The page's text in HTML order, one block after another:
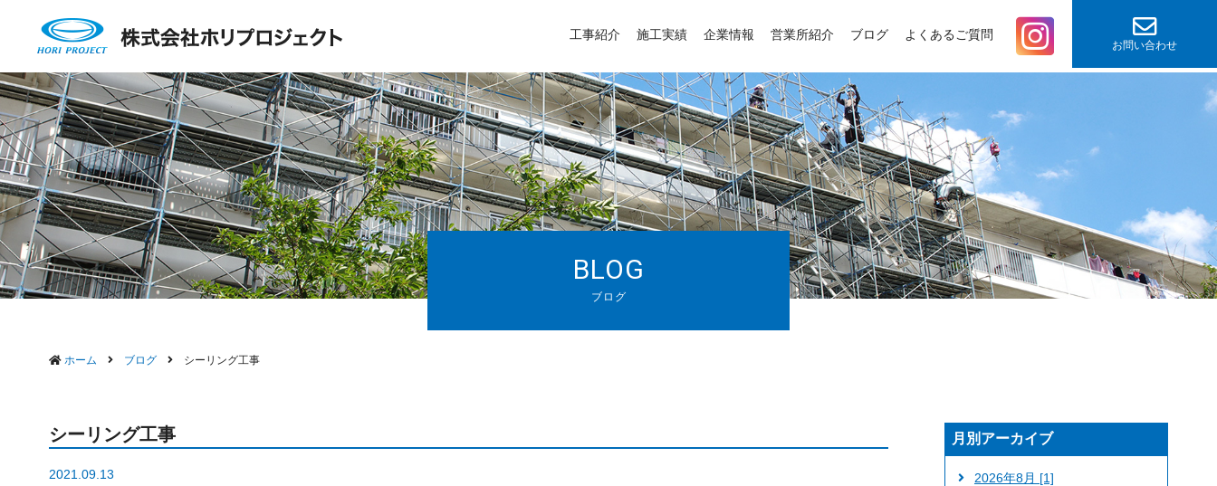
工事紹介 施工実績 企業情報 営業所紹介 ブログ よくあるご質問
お問い合わせ
BLOG
ホーム ブログ シーリング工事
シーリング工事
2021.09.13
月別アーカイブ
2026年8月 [1]